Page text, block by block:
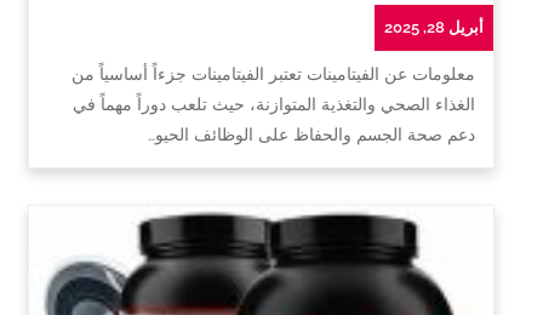
أبريل 28, 2025
معلومات عن الفيتامينات تعتبر الفيتامينات جزءاً أساسياً من
الغذاء الصحي والتغذية المتوازنة، حيث تلعب دوراً مهماً في
دعم صحة الجسم والحفاظ على الوظائف الحيو…